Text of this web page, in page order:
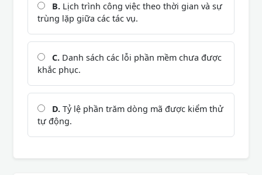
B. Lịch trình công việc theo thời gian và sự
trùng lặp giữa các tác vụ.
C. Danh sách các lỗi phần mềm chưa được
khắc phục.
D. Tỷ lệ phần trăm dòng mã được kiểm thử
tự động.